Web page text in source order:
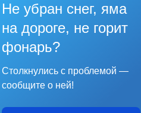
Не убран снег, яма
на дороге, не горит
фонарь?
Столкнулись с проблемой —
сообщите о ней!